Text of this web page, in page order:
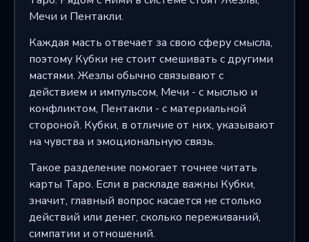
Мечи и Пентакли.
Каждая масть отвечает за свою сферу смысла,
поэтому Кубки не стоит смешивать с другими
мастями. Жезлы обычно связывают с
действием и импульсом, Мечи - с мыслью и
конфликтом, Пентакли - с материальной
стороной. Кубки, в отличие от них, указывают
на чувства и эмоциональную связь.
Такое разделение помогает точнее читать
карты Таро. Если в раскладе важны Кубки,
значит, главный вопрос касается не столько
действий или денег, сколько переживаний,
симпатии и отношений.